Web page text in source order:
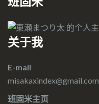
关于我
E-mail
misakaxindex@gmail.com
班固米主页